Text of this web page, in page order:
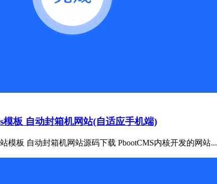
模板 自动封箱机网站(自适应手机端)
模板 自动封箱机网站源码下载 PbootCMS内核开发的网站...